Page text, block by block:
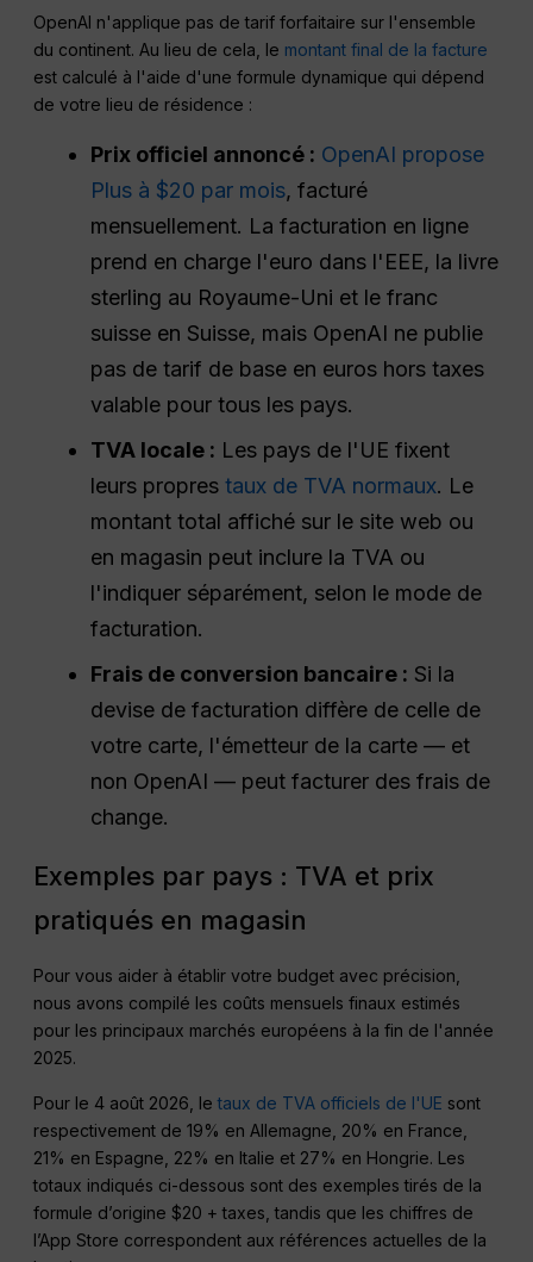
OpenAI n'applique pas de tarif forfaitaire sur l'ensemble
du continent. Au lieu de cela, le montant final de la facture
est calculé à l'aide d'une formule dynamique qui dépend
de votre lieu de résidence :
Prix officiel annoncé : OpenAI propose
Plus à $20 par mois, facturé
mensuellement. La facturation en ligne
prend en charge l'euro dans l'EEE, la livre
sterling au Royaume-Uni et le franc
suisse en Suisse, mais OpenAI ne publie
pas de tarif de base en euros hors taxes
valable pour tous les pays.
TVA locale : Les pays de l'UE fixent
leurs proprestaux de TVA normaux. Le
montant total affiché sur le site web ou
en magasin peut inclure la TVA ou
l'indiquer séparément, selon le mode de
facturation.
Frais de conversion bancaire : Si la
devise de facturation diffère de celle de
votre carte, l'émetteur de la carte — et
non OpenAI — peut facturer des frais de
change.
Exemples par pays : TVA et prix
pratiqués en magasin
Pour vous aider à établir votre budget avec précision,
nous avons compilé les coûts mensuels finaux estimés
pour les principaux marchés européens à la fin de l'année
2025.
Pour le 4 août 2026, letaux de TVA officiels de l'UE sont
respectivement de 19% en Allemagne, 20% en France,
21% en Espagne, 22% en Italie et 27% en Hongrie. Les
totaux indiqués ci-dessous sont des exemples tirés de la
formule d’origine $20 + taxes, tandis que les chiffres de
l’App Store correspondent aux références actuelles de la